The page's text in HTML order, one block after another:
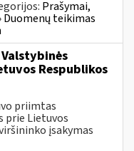
Prašymai,
Duomenų teikimas
Respublikos
priimtas
prie Lietuvos
įsakymas